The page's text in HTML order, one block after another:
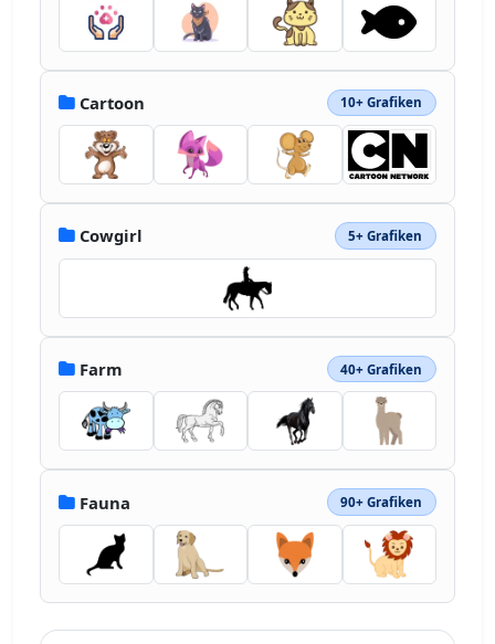
Cartoon 10+ Grafiken
Cowgirl 5+ Grafiken
Farm 40+ Grafiken
Fauna 90+ Grafiken